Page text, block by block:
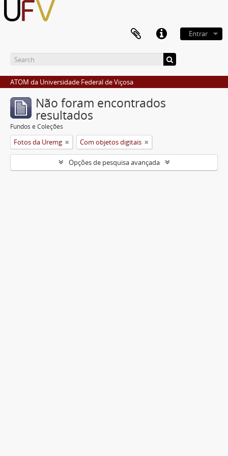
Entrar
ATOM da Universidade Federal de Viçosa
Não foram encontrados
resultados
Fundos e Coleções
Fotos da Uremg Com objetos digitais
Opções de pesquisa avançada